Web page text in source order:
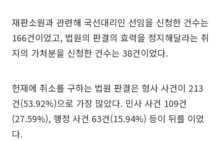
재판소원과 관련해 국선대리인 선임을 신청한 건수는
166건이었고, 법원의 판결의 효력을 정지해달라는 취
지의 가처분을 신청한 건수는 38건이었다.
헌재에 취소를 구하는 법원 판결은 형사 사건이 213
건(53.92%)으로 가장 많았다. 민사 사건 109건
(27.59%), 행정 사건 63건(15.94%) 등이 뒤를 이었
다.